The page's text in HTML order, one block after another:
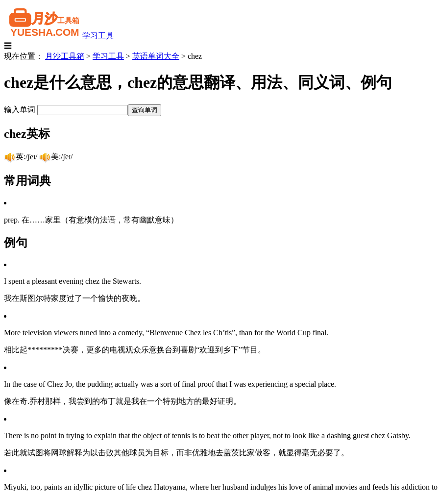
学习工具
☰
现在位置：
月沙工具箱 > 学习工具 > 英语单词大全 > chez
chez是什么意思，chez的意思翻译、用法、同义词、例句
输入单词
chez英标
英:/ʃeɪ/ 美:/ʃeɪ/
常用词典
prep. 在……家里（有意模仿法语，常有幽默意味）
例句
I spent a pleasant evening chez the Stewarts.
我在斯图尔特家度过了一个愉快的夜晚。
More television viewers tuned into a comedy, “Bienvenue Chez les Ch’tis”, than for the World Cup final.
相比起*********决赛，更多的电视观众乐意换台到喜剧“欢迎到乡下”节目。
In the case of Chez Jo, the pudding actually was a sort of final proof that I was experiencing a special place.
像在奇.乔村那样，我尝到的布丁就是我在一个特别地方的最好证明。
There is no point in trying to explain that the object of tennis is to beat the other player, not to look like a dashing guest chez Gatsby.
若此就试图将网球解释为以击败其他球员为目标，而非优雅地去盖茨比家做客，就显得毫无必要了。
Miyuki, too, paints an idyllic picture of life chez Hatoyama, where her husband indulges his love of animal movies and feeds his addiction